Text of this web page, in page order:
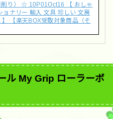
り） ☆ 10P01Oct16 【 おしゃ
ナリー 輸入 文具 珍しい 文房
【楽天BOX受取対象商品（そ
ル My Grip ローラーボ